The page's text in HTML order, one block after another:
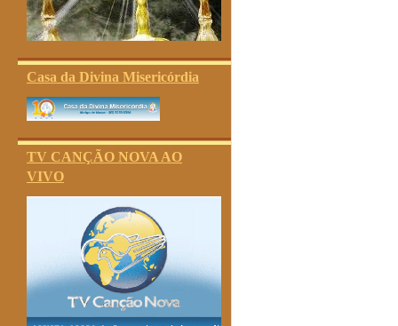
Casa da Divina Misericórdia
TV CANÇÃO NOVA AO
VIVO